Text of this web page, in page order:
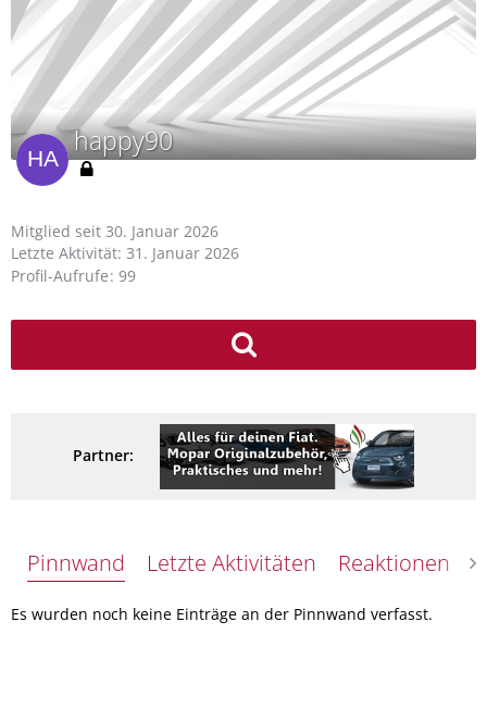
happy90
Mitglied seit 30. Januar 2026
Letzte Aktivität: 31. Januar 2026
Profil-Aufrufe 99
Partner:
Pinnwand Letzte Aktivitäten Reaktionen
Es wurden noch keine Einträge an der Pinnwand verfasst.